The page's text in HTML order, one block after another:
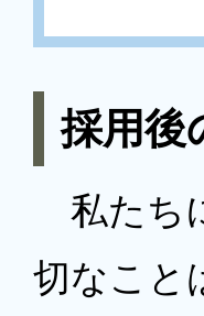
採用後
私たち
切なこと